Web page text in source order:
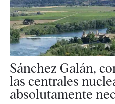
Sánchez Galán,
las centrales
absolutamente